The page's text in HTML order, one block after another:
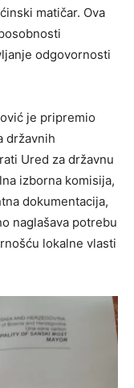
matičar. Ova
odgovornosti
je pripremio
državnih
Ured za državnu
izborna komisija,
dokumentacija,
naglašava potrebu
lokalne vlasti